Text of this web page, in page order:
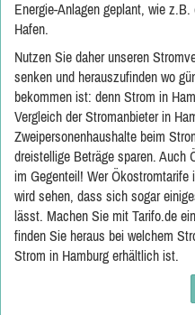
Energie-Anlagen geplant, wie
Hafen.
Nutzen Sie daher unseren
senken und herauszufinden wo
bekommen ist: denn Strom in
Vergleich der Stromanbieter in
Zweipersonenhaushalte beim
dreistellige Beträge sparen. Auch
im Gegenteil! Wer Ökostromtarife
wird sehen, dass sich sogar
lässt. Machen Sie mit Tarifo.de
finden Sie heraus bei welchem
Strom in Hamburg erhältlich ist.